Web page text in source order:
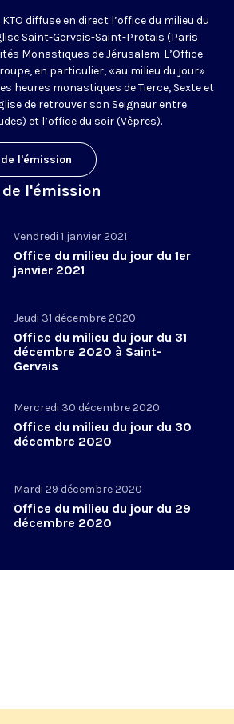
diffuse en direct l’office du milieu du
Saint-Gervais-Saint-Protais (Paris
Monastiques de Jérusalem. L’Office
en particulier, «au milieu du jour»
heures monastiques de Tierce, Sexte et
de retrouver son Seigneur entre
et l’office du soir (Vêpres).
l'émission
l'émission
Vendredi 1 janvier 2021
Office du milieu du jour du 1er
janvier 2021
Jeudi 31 décembre 2020
Office du milieu du jour du 31
décembre 2020 à Saint-
Gervais
Mercredi 30 décembre 2020
Office du milieu du jour du 30
décembre 2020
Mardi 29 décembre 2020
Office du milieu du jour du 29
décembre 2020